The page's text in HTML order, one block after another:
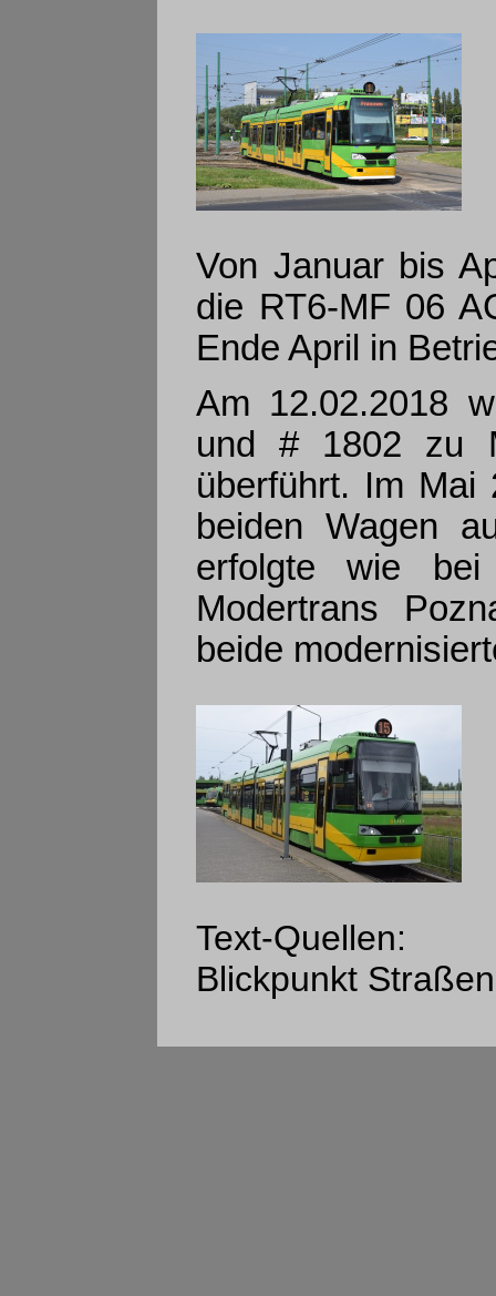
Von Januar bis
die RT6-MF 06
Ende April in
Am 12.02.2018
und # 1802 zu
überführt. Im Mai
beiden Wagen
erfolgte wie
Modertrans
beide
Text-Quellen:
Blickpunkt